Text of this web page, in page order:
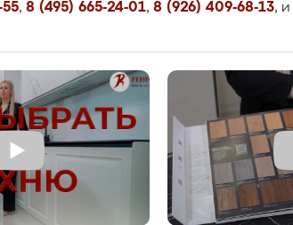
, 8 (495) 665-24-01, 8 (926) 409-68-13,